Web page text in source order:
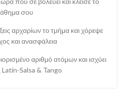
σου
αρχαρίων το τμήμα και χόρεψε
και ανασφάλεια
αριθμό ατόμων και ισχύει
Latin-Salsa & Tango